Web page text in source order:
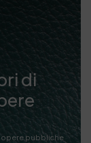
di
opere pubbliche